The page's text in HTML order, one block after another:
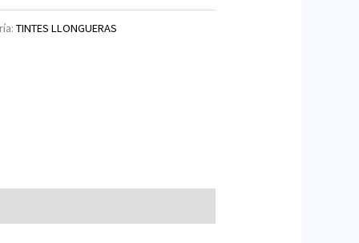
TINTES LLONGUERAS